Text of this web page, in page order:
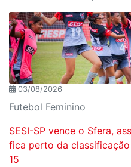
03/08/2026
Futebol Feminino
SESI-SP vence o Sfera,
fica perto da
15